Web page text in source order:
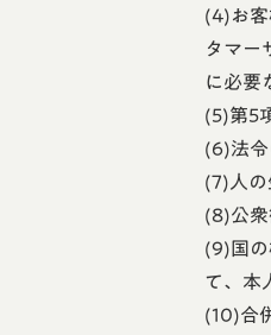
(4)お
タマ
に必要
(5)第5
(6)法
(7)人
(8)公
(9)国
て、本
(10)合